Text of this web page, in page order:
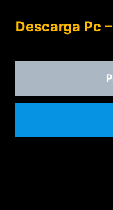
Descarga Pc